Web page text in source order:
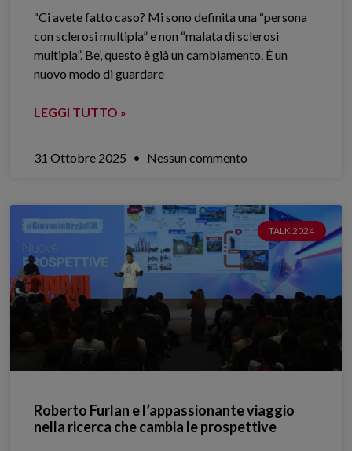
“Ci avete fatto caso? Mi sono definita una “persona
con sclerosi multipla” e non “malata di sclerosi
multipla”. Be’, questo è già un cambiamento. È un
nuovo modo di guardare
LEGGI TUTTO »
31 Ottobre 2025 Nessun commento
TALK 2024
Roberto Furlan e l’appassionante viaggio
nella ricerca che cambia le prospettive